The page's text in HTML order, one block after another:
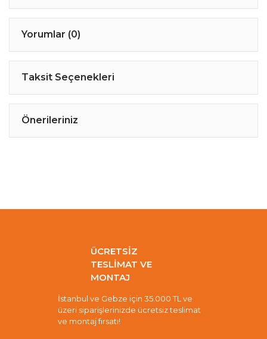
Yorumlar (0)
Taksit Seçenekleri
Önerileriniz
ÜCRETSİZ
TESLİMAT VE
MONTAJ
İstanbul ve Gebze için 35.000 TL ve
üzeri siparişlerinizde ücretsiz teslimat
ve montaj fırsatı!